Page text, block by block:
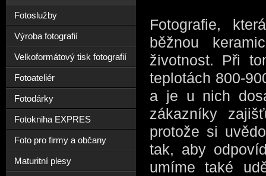
Fotografie,
běžnou
životnost. Při
teplotách 800-
a je u nich
zákazníky
protože si
tak, aby
umíme také
Fotoslužby
Výroba fotografií
Velkoformátový tisk fotografií
Fotoateliér
Fotodárky
Fotokniha EXPRES
Foto pro firmy a občany
Maturitní plesy